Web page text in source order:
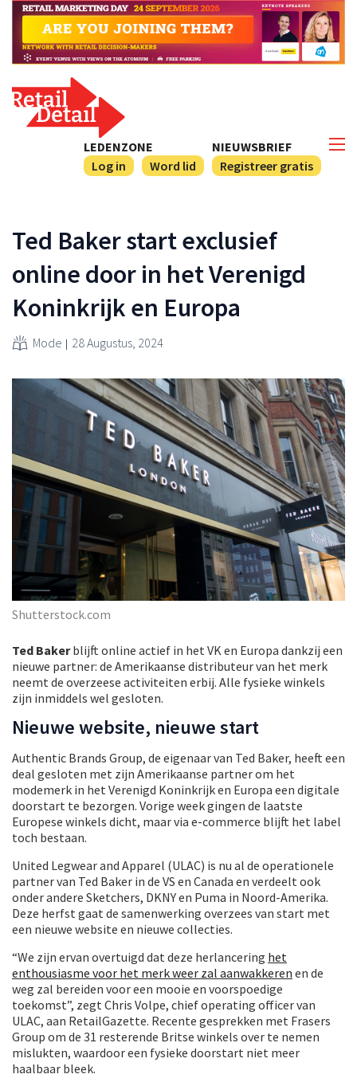
NIEUWSBRIEF
Registreer gratis
LEDENZONE
Log in
Word lid
Ted Baker start exclusief
online door in het Verenigd
Koninkrijk en Europa
Mode 28 Augustus, 2024
Shutterstock.com
Ted Bakerblijft online actief in het VK en Europa dankzij een
nieuwe partner: de Amerikaanse distributeur van het merk
neemt de overzeese activiteiten erbij. Alle fysieke winkels
zijn inmiddels wel gesloten.
Nieuwe website, nieuwe start
Authentic Brands Group, de eigenaar van Ted Baker, heeft een
deal gesloten met zijn Amerikaanse partner om het
modemerk in het Verenigd Koninkrijk en Europa een digitale
doorstart te bezorgen. Vorige week gingen de laatste
Europese winkels dicht, maar via e-commerce blijft het label
toch bestaan.
United Legwear and Apparel (ULAC) is nu al de operationele
partner van Ted Baker in de VS en Canada en verdeelt ook
onder andere Sketchers, DKNY en Puma in Noord-Amerika.
Deze herfst gaat de samenwerking overzees van start met
een nieuwe website en nieuwe collecties.
“We zijn ervan overtuigd dat deze herlancering het
enthousiasme voor het merk weer zal aanwakkeren en de
weg zal bereiden voor een mooie en voorspoedige
toekomst”, zegt Chris Volpe, chief operating officer van
ULAC, aan RetailGazette. Recente gesprekken met Frasers
Group om de 31 resterende Britse winkels over te nemen
mislukten, waardoor een fysieke doorstart niet meer
haalbaar bleek.